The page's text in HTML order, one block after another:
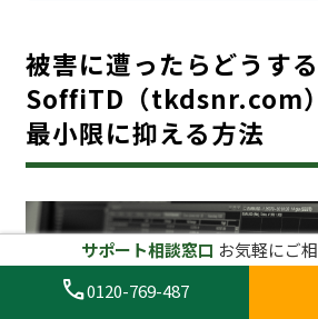
被害に遭ったらどうす
SoffiTD（tkdsnr.com
最小限に抑える方法
サポート相談窓口 お気軽にご
call0120-769-487